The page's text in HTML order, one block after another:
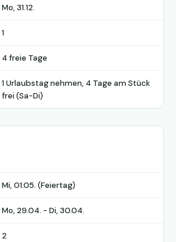
Mo, 31.12.
1
4 freie Tage
1 Urlaubstag nehmen, 4 Tage am Stück
frei (Sa-Di)
Mi, 01.05. (Feiertag)
Mo, 29.04. - Di, 30.04.
2